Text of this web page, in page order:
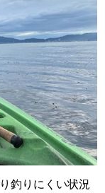
釣りにくい状況